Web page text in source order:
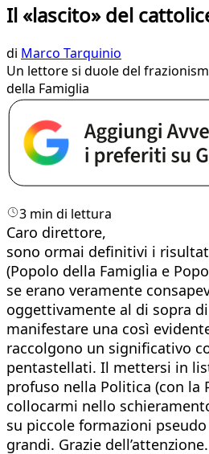
Il «lascito» del
di Marco Tarquinio
Un lettore si duole del
della Famiglia
3 min di lettura
Caro direttore,
sono ormai definitivi i
(Popolo della Famiglia e
se erano veramente
oggettivamente al di sopra
manifestare una così
raccolgono un significativo
pentastellati. Il mettersi in
profuso nella Politica (con la
collocarmi nello
su piccole formazioni
grandi. Grazie dell’attenzione.